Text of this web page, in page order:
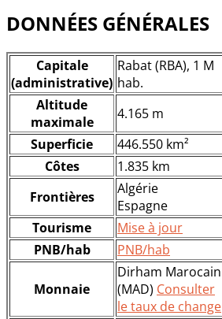
DONNÉES GÉNÉRALES
Capitale
(administrative)
Rabat (RBA), 1 M
hab.
Altitude
maximale
4.165 m
Superficie
446.550 km²
Côtes
1.835 km
Frontières
Algérie
Espagne
Tourisme
Mise à jour
PNB/hab
PNB/hab
Monnaie
Dirham Marocain
(MAD) Consulter
le taux de change